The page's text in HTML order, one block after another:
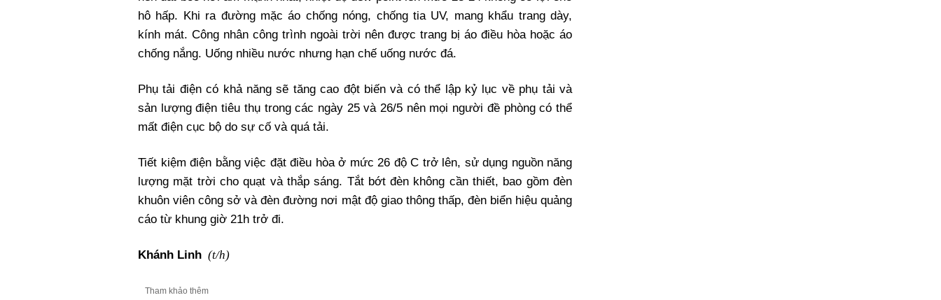
hô hấp. Khi ra đường mặc áo chống nóng, chống tia UV, mang khẩu trang dày,
kính mát. Công nhân công trình ngoài trời nên được trang bị áo điều hòa hoặc áo
chống nắng. Uống nhiều nước nhưng hạn chế uống nước đá.
Phụ tải điện có khả năng sẽ tăng cao đột biến và có thể lập kỷ lục về phụ tải và
sản lượng điện tiêu thụ trong các ngày 25 và 26/5 nên mọi người đề phòng có thể
mất điện cục bộ do sự cố và quá tải.
Tiết kiệm điện bằng việc đặt điều hòa ở mức 26 độ C trở lên, sử dụng nguồn năng
lượng mặt trời cho quạt và thắp sáng. Tắt bớt đèn không cần thiết, bao gồm đèn
khuôn viên công sở và đèn đường nơi mật độ giao thông thấp, đèn biển hiệu quảng
cáo từ khung giờ 21h trở đi.
Khánh Linh (t/h)
Tham khảo thêm